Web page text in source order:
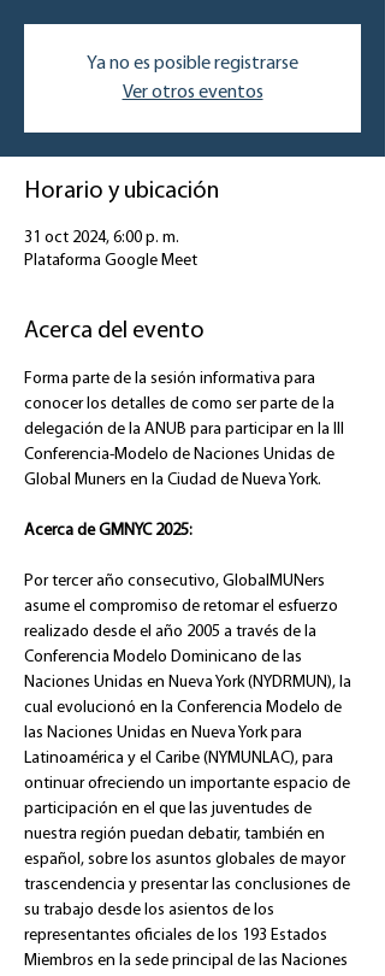
Ya no es posible registrarse
Ver otros eventos
Horario y ubicación
31 oct 2024, 6:00 p. m.
Plataforma Google Meet
Acerca del evento
Forma parte de la sesión informativa para
conocer los detalles de como ser parte de la
delegación de la ANUB para participar en la III
Conferencia-Modelo de Naciones Unidas de
Global Muners en la Ciudad de Nueva York.
Acerca de GMNYC 2025:
Por tercer año consecutivo, GlobalMUNers
asume el compromiso de retomar el esfuerzo
realizado desde el año 2005 a través de la
Conferencia Modelo Dominicano de las
Naciones Unidas en Nueva York (NYDRMUN), la
cual evolucionó en la Conferencia Modelo de
las Naciones Unidas en Nueva York para
Latinoamérica y el Caribe (NYMUNLAC), para
ontinuar ofreciendo un importante espacio de
participación en el que las juventudes de
nuestra región puedan debatir, también en
español, sobre los asuntos globales de mayor
trascendencia y presentar las conclusiones de
su trabajo desde los asientos de los
representantes oficiales de los 193 Estados
Miembros en la sede principal de las Naciones